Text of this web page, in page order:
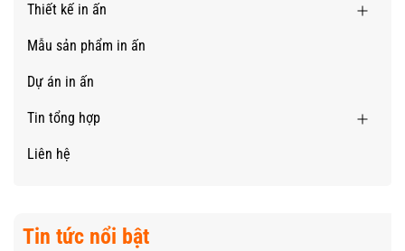
Thiết kế in ấn
Mẫu sản phẩm in ấn
Dự án in ấn
Tin tổng hợp
Liên hệ
Tin tức nổi bật